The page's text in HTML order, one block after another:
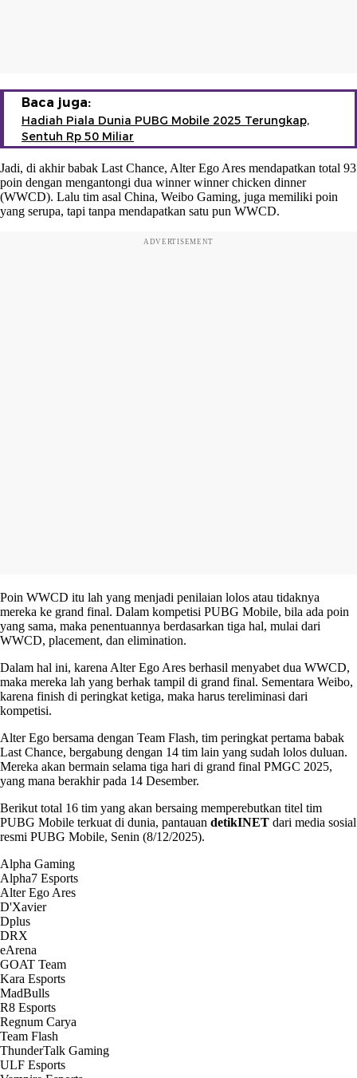
Baca juga:
Hadiah Piala Dunia PUBG Mobile 2025 Terungkap,
Sentuh Rp 50 Miliar
Jadi, di akhir babak Last Chance, Alter Ego Ares mendapatkan total 93
poin dengan mengantongi dua winner winner chicken dinner
(WWCD). Lalu tim asal China, Weibo Gaming, juga memiliki poin
yang serupa, tapi tanpa mendapatkan satu pun WWCD.
ADVERTISEMENT
Poin WWCD itu lah yang menjadi penilaian lolos atau tidaknya
mereka ke grand final. Dalam kompetisi PUBG Mobile, bila ada poin
yang sama, maka penentuannya berdasarkan tiga hal, mulai dari
WWCD, placement, dan elimination.
Dalam hal ini, karena Alter Ego Ares berhasil menyabet dua WWCD,
maka mereka lah yang berhak tampil di grand final. Sementara Weibo,
karena finish di peringkat ketiga, maka harus tereliminasi dari
kompetisi.
Alter Ego bersama dengan Team Flash, tim peringkat pertama babak
Last Chance, bergabung dengan 14 tim lain yang sudah lolos duluan.
Mereka akan bermain selama tiga hari di grand final PMGC 2025,
yang mana berakhir pada 14 Desember.
Berikut total 16 tim yang akan bersaing memperebutkan titel tim
PUBG Mobile terkuat di dunia, pantauan detikINET dari media sosial
resmi PUBG Mobile, Senin (8/12/2025).
Alpha Gaming
Alpha7 Esports
Alter Ego Ares
D'Xavier
Dplus
DRX
eArena
GOAT Team
Kara Esports
MadBulls
R8 Esports
Regnum Carya
Team Flash
ThunderTalk Gaming
ULF Esports